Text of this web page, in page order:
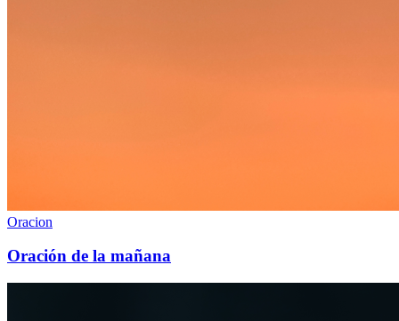
Oracion
Oración de la mañana